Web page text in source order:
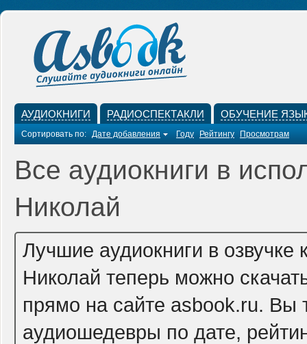
АУДИОКНИГИ РАДИОСПЕКТАКЛИ ОБУЧЕНИЕ
Сортировать по: Дате добавления Году Рейтингу Просмотрам
Все аудиокниги в
Николай
Лучшие аудиокниги в
Николай теперь можно
прямо на сайте asbook.ru. Вы
аудиошедевры по дате,